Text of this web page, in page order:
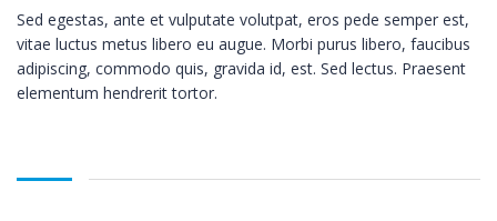
Sed egestas, ante et vulputate volutpat, eros pede semper est,
vitae luctus metus libero eu augue. Morbi purus libero, faucibus
adipiscing, commodo quis, gravida id, est. Sed lectus. Praesent
elementum hendrerit tortor.